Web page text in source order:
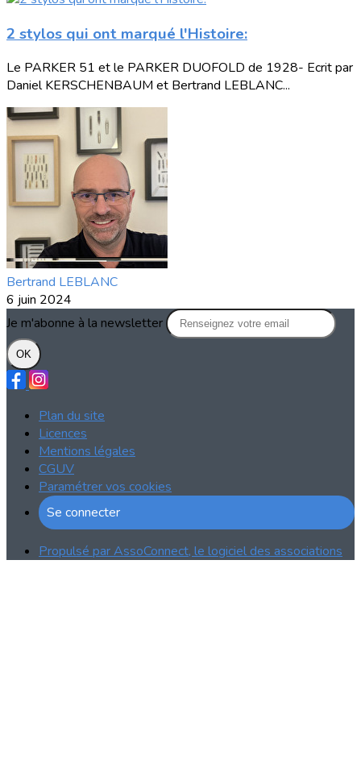
2 stylos qui ont marqué l'Histoire:
Le PARKER 51 et le PARKER DUOFOLD de 1928- Ecrit par
Daniel KERSCHENBAUM et Bertrand LEBLANC...
Bertrand LEBLANC
6 juin 2024
Je m'abonne à la newsletter
OK
Plan du site
Licences
Mentions légales
CGUV
Paramétrer vos cookies
Se connecter
Propulsé par AssoConnect, le logiciel des associations